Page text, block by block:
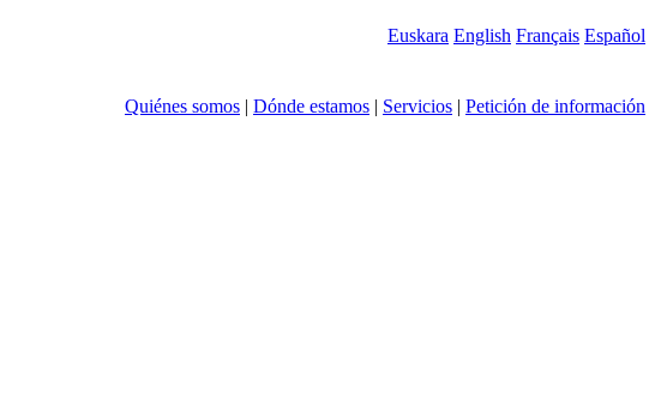
Euskara English Français Español
Quiénes somos | Dónde estamos | Servicios | Petición de información